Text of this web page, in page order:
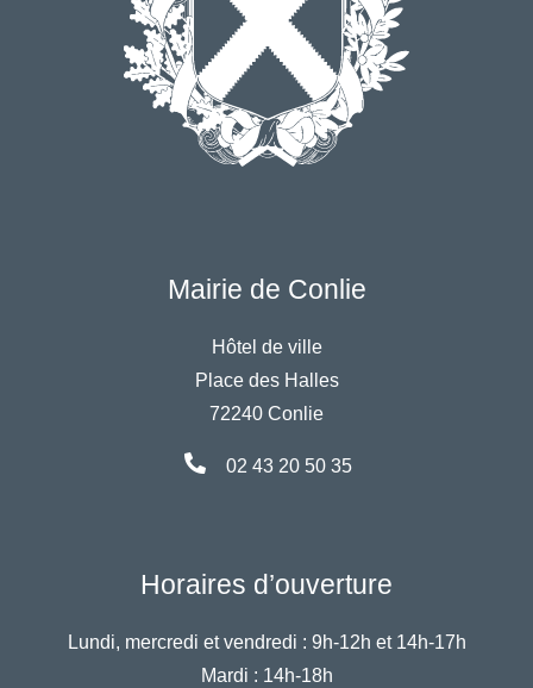
Mairie de Conlie
Hôtel de ville
Place des Halles
72240 Conlie
02 43 20 50 35
Horaires d’ouverture
Lundi, mercredi et vendredi : 9h-12h et 14h-17h
Mardi : 14h-18h